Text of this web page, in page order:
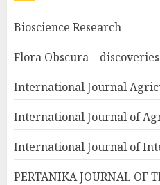
Bioscience Research
Flora Obscura –
International Journal
International Journal of
International Journal of
PERTANIKA JOURNAL OF